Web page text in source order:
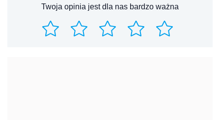
Twoja opinia jest dla nas bardzo ważna